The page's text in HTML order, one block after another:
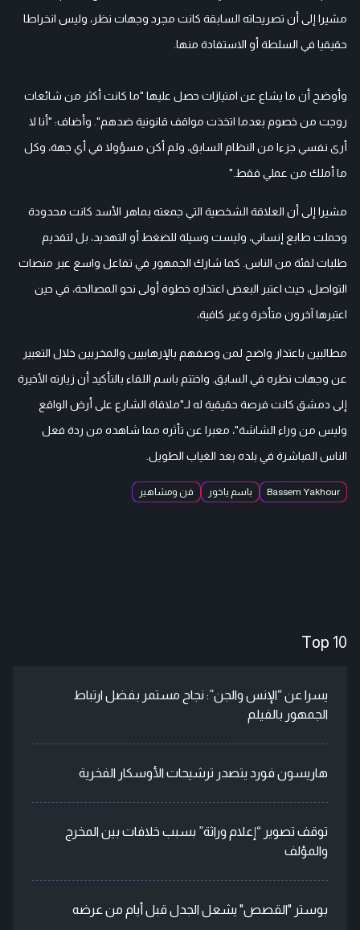
مشيرا إلى أن تصريحاته السابقة كانت مجرد وجهات نظر، وليس انخراطا
حقيقيا في السلطة أو الاستفادة منها.
وأوضح أن ما يشاع عن امتيازات حصل عليها "ما كانت أكثر من شائعات
روجت من خصوم بعدما اتخذت مواقف قانونية ضدهم". وأضاف: "أنا لا
أرى نفسي جزءا من النظام السابق، ولم أكن مسؤولا في أي جهة، وكل
ما أملك من عملي فقط."
مشيرا إلى أن العلاقة الشخصية التي جمعته بماهر الأسد كانت محدودة
وحملت طابع إنساني، وليست وسيلة للضغط أو التهديد، بل لتقديم
طلبات لفئة من الناس. كما شارك الجمهور في تفاعل واسع عبر منصات
التواصل، حيث اعتبر البعض اعتذاره خطوة أولى نحو المصالحة، في حين
اعتبرها آخرون متأخرة وغير كافية،
مطالبين باعتذار واضح لمن وصفهم بالإرهابيين والمخربين خلال التعبير
عن وجهات نظره في السابق. واختتم باسم اللقاء بالتأكيد أن زيارته الأخيرة
إلى دمشق كانت فرصة حقيقية له لـ"ملاقاة الشارع على أرض الواقع
وليس من وراء الشاشة"، معبرا عن تأثره مما شاهده من ردة فعل
الناس المباشرة في بلده بعد الغياب الطويل.
Bassem Yakhour باسم ياخور فن ومشاهير
Top 10
يسرا عن “الإنس والجن”: نجاح مستمر بفضل ارتباط
الجمهور بالفيلم
هاريسون فورد يتصدر ترشيحات الأوسكار الفخرية
توقف تصوير “إعلام وراثة” بسبب خلافات بين المخرج
والمؤلف
بوستر "القصص" يشعل الجدل قبل أيام من عرضه